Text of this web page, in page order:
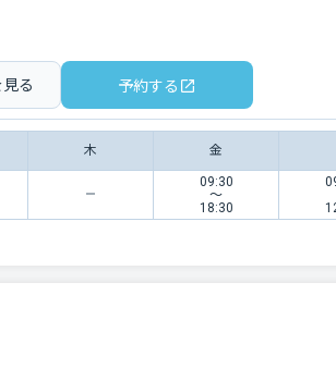
る 予約する
木 金
09:30
〜
18:30